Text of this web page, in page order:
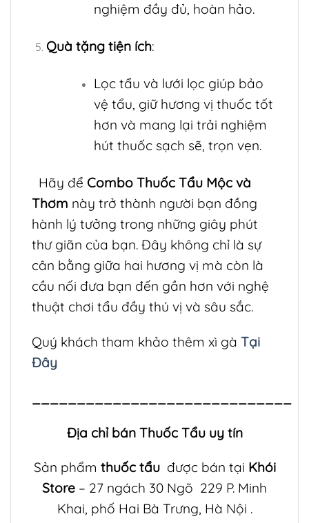
nghiệm đầy đủ, hoàn hảo.
Quà tặng tiện ích:
Lọc tẩu và lưới lọc giúp bảo
vệ tẩu, giữ hương vị thuốc tốt
hơn và mang lại trải nghiệm
hút thuốc sạch sẽ, trọn vẹn.
Hãy để Combo Thuốc Tẩu Mộc và
Thơm này trở thành người bạn đồng
hành lý tưởng trong những giây phút
thư giãn của bạn. Đây không chỉ là sự
cân bằng giữa hai hương vị mà còn là
cầu nối đưa bạn đến gần hơn với nghệ
thuật chơi tẩu đầy thú vị và sâu sắc.
Quý khách tham khảo thêm xì gà Tại
Đây
Địa chỉ bán Thuốc Tẩu uy tín
Sản phẩm thuốc tẩu được bán tại Khói
Store – 27 ngách 30 Ngõ 229 P. Minh
Khai, phố Hai Bà Trưng, Hà Nội .